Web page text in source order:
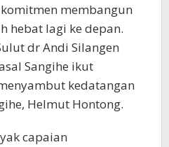
membangun
hebat lagi ke depan.
dr Andi Silangen
Sangihe ikut
kedatangan
Helmut Hontong.
capaian